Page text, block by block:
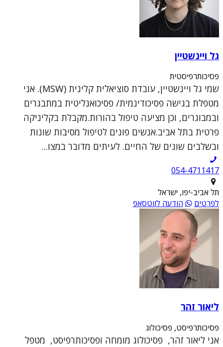
גל ויינשטיין
פסיכותרפיסטית
שמי גל ויינשטיין, עובדת סוציאלית קלינית (MSW). אני
מטפלת בגישה פסיכודינמית/ פסיכואנליטית במתבגרים
ובמבוגרים, וכן מציעה טיפול בהורות.מקבלת בקליניקה
פרטית בתל אביב.אנשים פונים לטיפול מסיבות שונות
ובשלבים שונים של החיים. לעיתים מדובר במצו...
054-4711417
תל אביב-יפו, ישראל
לפרטים
הודעה לווטסאפ
ליאור זהר
פסיכותרפיסט, פסיכולוג
אני ליאור זהר, פסיכולוג מומחה ופסיכותרפיסט, מטפל